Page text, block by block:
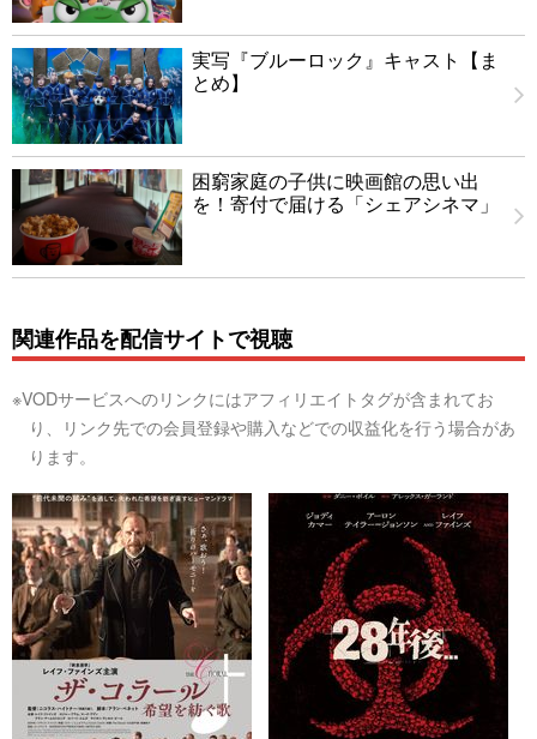
実写『ブルーロック』キャスト【ま
とめ】
困窮家庭の子供に映画館の思い出
を！寄付で届ける「シェアシネマ」
関連作品を配信サイトで視聴
※VODサービスへのリンクにはアフィリエイトタグが含まれてお
り、リンク先での会員登録や購入などでの収益化を行う場合があ
ります。